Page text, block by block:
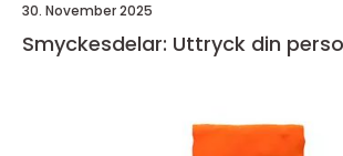
30. November 2025
Smyckesdelar: Uttryck din